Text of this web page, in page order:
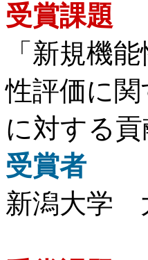
受賞課題
「新規機
性評価に
に対する貢
受賞者
新潟大学